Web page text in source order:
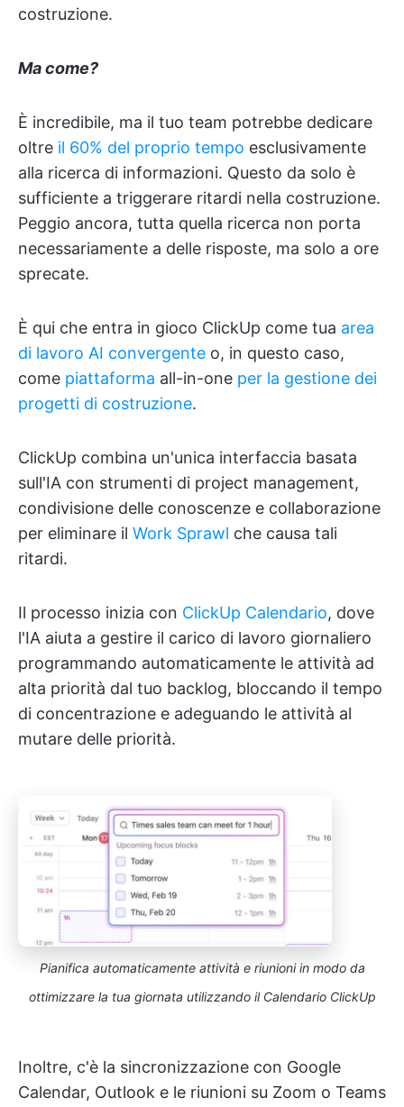
costruzione.
Ma come?
È incredibile, ma il tuo team potrebbe dedicare
oltre il 60% del proprio tempo esclusivamente
alla ricerca di informazioni. Questo da solo è
sufficiente a triggerare ritardi nella costruzione.
Peggio ancora, tutta quella ricerca non porta
necessariamente a delle risposte, ma solo a ore
sprecate.
È qui che entra in gioco ClickUp come tua area
di lavoro AI convergente o, in questo caso,
come piattaforma all-in-one per la gestione dei
progetti di costruzione.
ClickUp combina un'unica interfaccia basata
sull'IA con strumenti di project management,
condivisione delle conoscenze e collaborazione
per eliminare il Work Sprawl che causa tali
ritardi.
Il processo inizia con ClickUp Calendario, dove
l'IA aiuta a gestire il carico di lavoro giornaliero
programmando automaticamente le attività ad
alta priorità dal tuo backlog, bloccando il tempo
di concentrazione e adeguando le attività al
mutare delle priorità.
Pianifica automaticamente attività e riunioni in modo da
ottimizzare la tua giornata utilizzando il Calendario ClickUp
Inoltre, c'è la sincronizzazione con Google
Calendar, Outlook e le riunioni su Zoom o Teams